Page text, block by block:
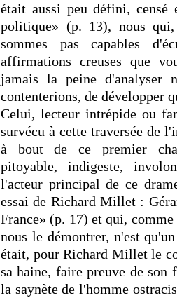
était aussi peu défini,
politique» (p. 13), nous
sommes pas capables
affirmations creuses que
jamais la peine d'analyser
contenterions, de développer
Celui, lecteur intrépide ou
survécu à cette traversée de
à bout de ce premier
pitoyable, indigeste,
l'acteur principal de ce
essai de Richard Millet :
France» (p. 17) et qui,
nous le démontrer, n'est
était, pour Richard Millet le
sa haine, faire preuve de son
la saynète de l'homme